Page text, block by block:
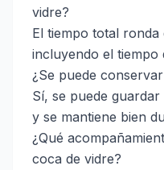
vidre?
El tiempo total ronda
incluyendo el tiempo
¿Se puede
Sí, se puede
y se mantiene bien
¿Qué
coca de vidre?